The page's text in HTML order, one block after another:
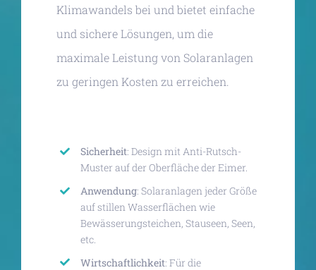
Klimawandels bei und bietet einfache
und sichere Lösungen, um die
maximale Leistung von Solaranlagen
zu geringen Kosten zu erreichen.
Sicherheit: Design mit Anti-Rutsch-
Muster auf der Oberfläche der Eimer.
Anwendung: Solaranlagen jeder Größe
auf stillen Wasserflächen wie
Bewässerungsteichen, Stauseen, Seen,
etc.
Wirtschaftlichkeit: Für die